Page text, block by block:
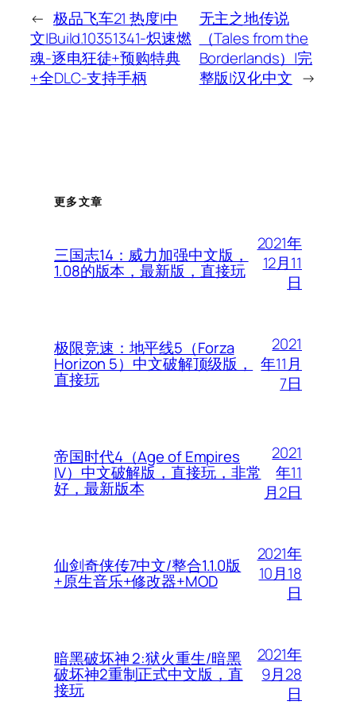
← 极品飞车21 热度|中
文|Build.10351341-炽速燃
魂-逐电狂徒+预购特典
+全DLC-支持手柄
无主之地传说
（Tales from the
Borderlands）|完
整版|汉化中文 →
更多文章
三国志14：威力加强中文版，
1.08的版本，最新版，直接玩
2021年
12月11
日
极限竞速：地平线5（Forza
Horizon 5）中文破解顶级版，
直接玩
2021
年11月
7日
帝国时代4（Age of Empires
IV）中文破解版，直接玩，非常
好，最新版本
2021
年11
月2日
仙剑奇侠传7中文/整合1.1.0版
+原生音乐+修改器+MOD
2021年
10月18
日
暗黑破坏神 2:狱火重生/暗黑
破坏神2重制正式中文版，直
接玩
2021年
9月28
日